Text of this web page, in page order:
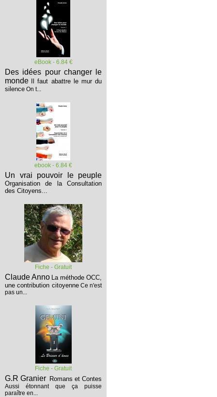
eBook - 6.84 €
Des idées pour changer le
monde
Il faut abattre le mur du
silence On t...
ebook - 6.84 €
Un vrai pouvoir le peuple
Organisation de la Consultation
des Citoyens...
Fiche - Gratuit
Claude Anno La méthode OCC,
une contribution citoyenne Ce n'est
pas un...
Fiche - Gratuit
G.R Granier Romans et Contes
Aussi étonnant que ça puisse
paraître en...